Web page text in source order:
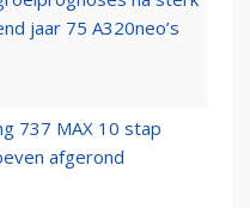
jaar 75 A320neo’s
737 MAX 10 stap
afgerond